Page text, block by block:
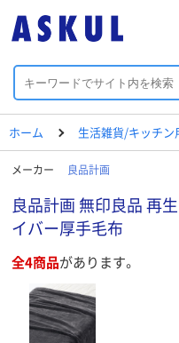
ホーム 生活雑貨/キッチン
メーカー 良品計画
良品計画 無印良品 再
イバー厚手毛布
全4商品があります。